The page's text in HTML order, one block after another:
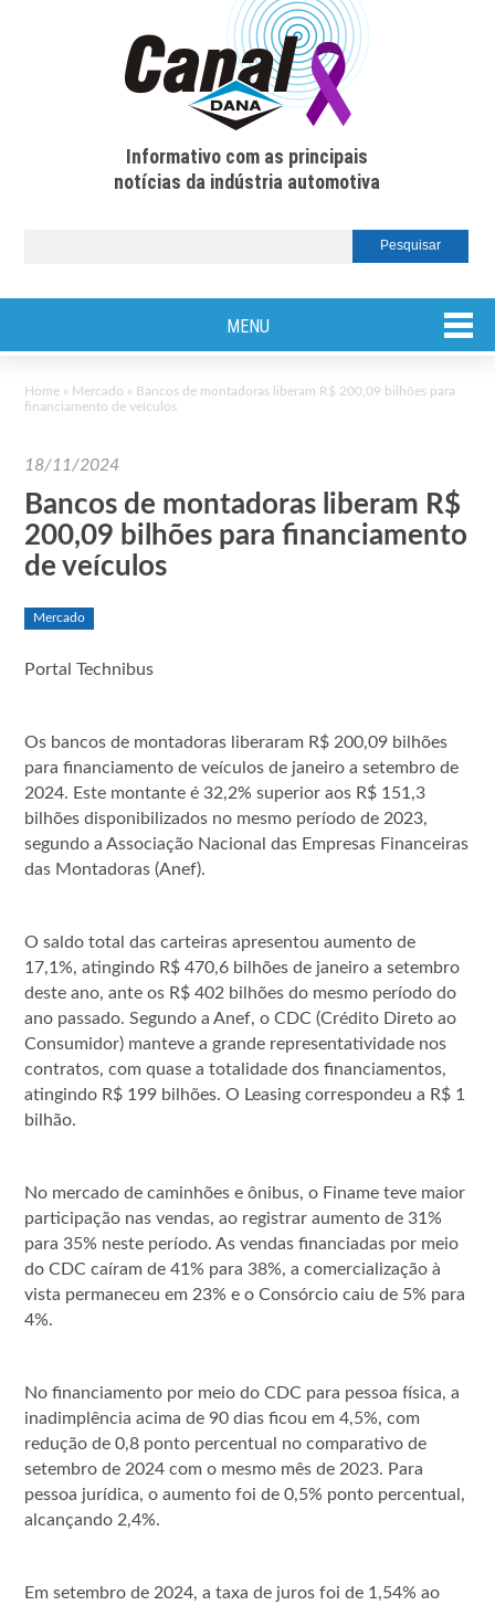
Informativo com as principais
notícias da indústria automotiva
MENU
Home » Mercado » Bancos de montadoras liberam R$ 200,09 bilhões para
financiamento de veículos
18/11/2024
Bancos de montadoras liberam R$
200,09 bilhões para financiamento
de veículos
Mercado
Portal Technibus
Os bancos de montadoras liberaram R$ 200,09 bilhões
para financiamento de veículos de janeiro a setembro de
2024. Este montante é 32,2% superior aos R$ 151,3
bilhões disponibilizados no mesmo período de 2023,
segundo a Associação Nacional das Empresas Financeiras
das Montadoras (Anef).
O saldo total das carteiras apresentou aumento de
17,1%, atingindo R$ 470,6 bilhões de janeiro a setembro
deste ano, ante os R$ 402 bilhões do mesmo período do
ano passado. Segundo a Anef, o CDC (Crédito Direto ao
Consumidor) manteve a grande representatividade nos
contratos, com quase a totalidade dos financiamentos,
atingindo R$ 199 bilhões. O Leasing correspondeu a R$ 1
bilhão.
No mercado de caminhões e ônibus, o Finame teve maior
participação nas vendas, ao registrar aumento de 31%
para 35% neste período. As vendas financiadas por meio
do CDC caíram de 41% para 38%, a comercialização à
vista permaneceu em 23% e o Consórcio caiu de 5% para
4%.
No financiamento por meio do CDC para pessoa física, a
inadimplência acima de 90 dias ficou em 4,5%, com
redução de 0,8 ponto percentual no comparativo de
setembro de 2024 com o mesmo mês de 2023. Para
pessoa jurídica, o aumento foi de 0,5% ponto percentual,
alcançando 2,4%.
Em setembro de 2024, a taxa de juros foi de 1,54% ao